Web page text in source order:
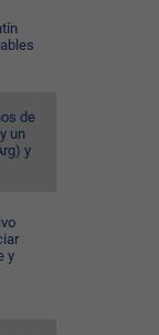
de
un
y
y